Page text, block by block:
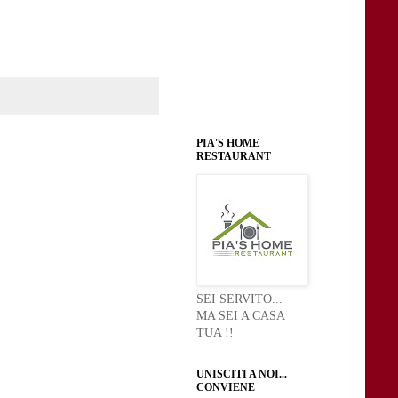
PIA'S HOME
RESTAURANT
SEI SERVITO...
MA SEI A CASA
TUA !!
UNISCITI A NOI...
CONVIENE